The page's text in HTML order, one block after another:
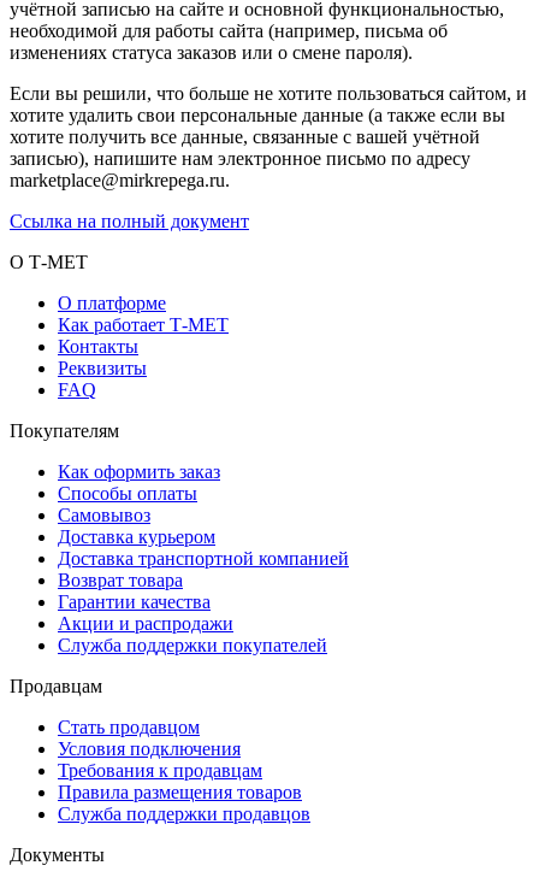
учётной записью на сайте и основной функциональностью,
необходимой для работы сайта (например, письма об
изменениях статуса заказов или о смене пароля).
Если вы решили, что больше не хотите пользоваться сайтом, и
хотите удалить свои персональные данные (а также если вы
хотите получить все данные, связанные с вашей учётной
записью), напишите нам электронное письмо по адресу
marketplace@mirkrepega.ru.
Ссылка на полный документ
О Т-МЕТ
О платформе
Как работает Т-МЕТ
Контакты
Реквизиты
FAQ
Покупателям
Как оформить заказ
Способы оплаты
Самовывоз
Доставка курьером
Доставка транспортной компанией
Возврат товара
Гарантии качества
Акции и распродажи
Служба поддержки покупателей
Продавцам
Стать продавцом
Условия подключения
Требования к продавцам
Правила размещения товаров
Служба поддержки продавцов
Документы